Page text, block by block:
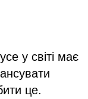
у світі має
це.